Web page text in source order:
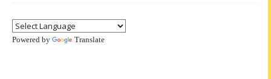
Powered by Translate